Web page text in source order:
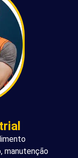
manutenção